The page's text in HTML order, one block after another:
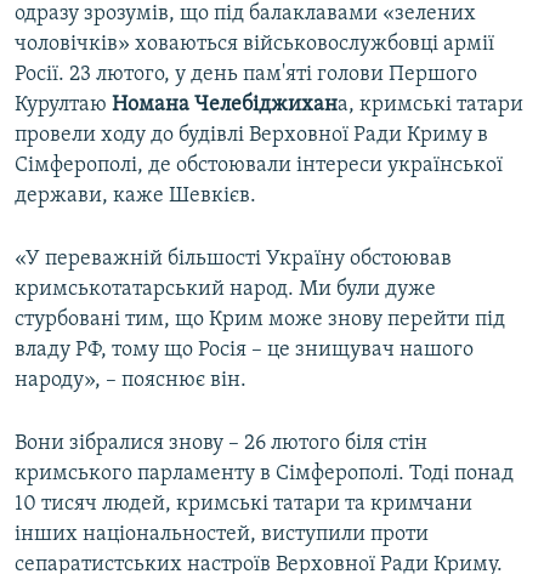
одразу зрозумів, що під балаклавами «зелених
чоловічків» ховаються військовослужбовці армії
Росії. 23 лютого, у день пам'яті голови Першого
Курултаю Номана Челебіджихана, кримські татари
провели ходу до будівлі Верховної Ради Криму в
Сімферополі, де обстоювали інтереси української
держави, каже Шевкієв.
«У переважній більшості Україну обстоював
кримськотатарський народ. Ми були дуже
стурбовані тим, що Крим може знову перейти під
владу РФ, тому що Росія – це знищувач нашого
народу», – пояснює він.
Вони зібралися знову – 26 лютого біля стін
кримського парламенту в Сімферополі. Тоді понад
10 тисяч людей, кримські татари та кримчани
інших національностей, виступили проти
сепаратистських настроїв Верховної Ради Криму.